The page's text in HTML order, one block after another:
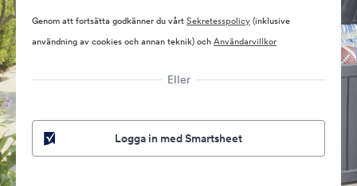
Genom att fortsätta godkänner du vårtSekretesspolicy(inklusive
användning av cookies och annan teknik) ochAnvändarvillkor
Eller
Logga in med Smartsheet